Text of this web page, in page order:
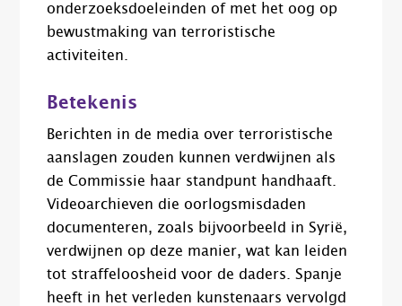
onderzoeksdoeleinden of met het oog op
bewustmaking van terroristische
activiteiten.
Betekenis
Berichten in de media over terroristische
aanslagen zouden kunnen verdwijnen als
de Commissie haar standpunt handhaaft.
Videoarchieven die oorlogsmisdaden
documenteren, zoals bijvoorbeeld in Syrië,
verdwijnen op deze manier, wat kan leiden
tot straffeloosheid voor de daders. Spanje
heeft in het verleden kunstenaars vervolgd